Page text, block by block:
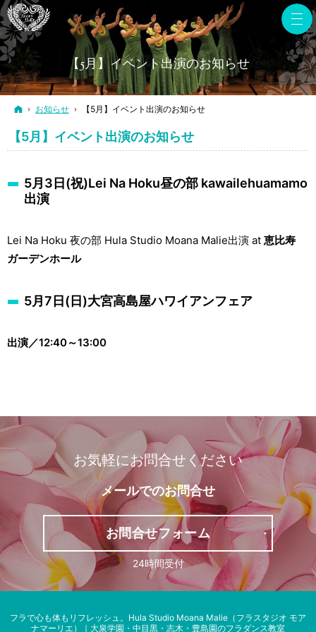
【5月】イベント出演のお知らせ
ホーム
お知らせ 【5月】イベント出演のお知らせ
【5月】イベント出演のお知らせ
5月3日(祝)Lei Na Hoku昼の部 kawailehuamamo
出演
Lei Na Hoku 夜の部 Hula Studio Moana Malie出演 at 恵比寿
ガーデンホール
5月7日(日)大宮高島屋ハワイアンフェア
出演／12:40～13:00
お気軽にお問合せください
メールでのお問合せ
お問合せフォーム
24時間受付
フラで心も体もリフレッシュ。 Hula Studio Moana Malie（フラスタジオ モア
ナマーリエ）｜大泉学園・中目黒・志木・豊島園のフラダンス教室